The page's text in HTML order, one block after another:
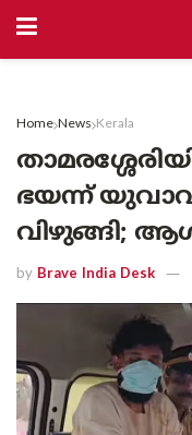
Home News Kerala
ഭയന്ന്
വിഴുങ്ങി;
by Brave India Desk